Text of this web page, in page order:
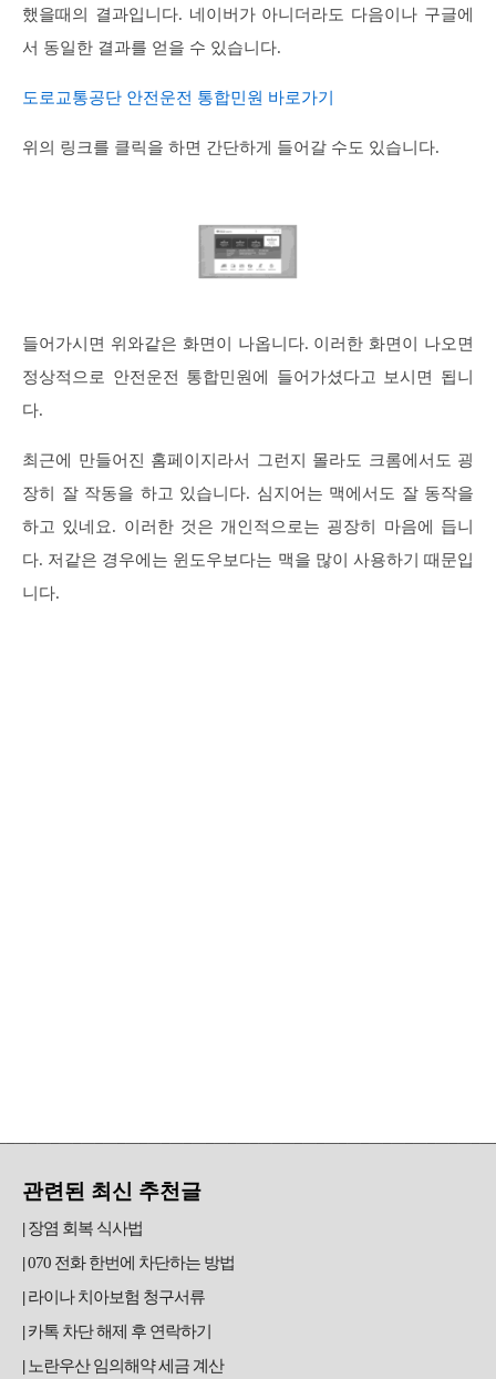
했을때의 결과입니다. 네이버가 아니더라도 다음이나 구글에
서 동일한 결과를 얻을 수 있습니다.
도로교통공단 안전운전 통합민원 바로가기
위의 링크를 클릭을 하면 간단하게 들어갈 수도 있습니다.
들어가시면 위와같은 화면이 나옵니다. 이러한 화면이 나오면
정상적으로 안전운전 통합민원에 들어가셨다고 보시면 됩니
다.
최근에 만들어진 홈페이지라서 그런지 몰라도 크롬에서도 굉
장히 잘 작동을 하고 있습니다. 심지어는 맥에서도 잘 동작을
하고 있네요. 이러한 것은 개인적으로는 굉장히 마음에 듭니
다. 저같은 경우에는 윈도우보다는 맥을 많이 사용하기 때문입
니다.
관련된 최신 추천글
장염 회복 식사법
070 전화 한번에 차단하는 방법
라이나 치아보험 청구서류
카톡 차단 해제 후 연락하기
노란우산 임의해약 세금 계산